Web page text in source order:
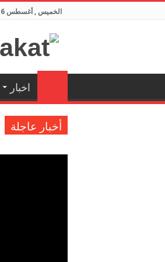
الخميس , أغسطس 6 2026
اخبار
أخبار عاجلة